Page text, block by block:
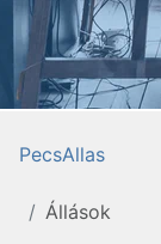
PecsAllas
Állások